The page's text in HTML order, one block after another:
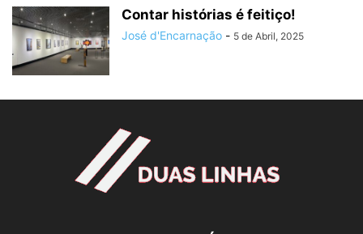
Contar histórias é feitiço!
José d'Encarnação - 5 de Abril, 2025